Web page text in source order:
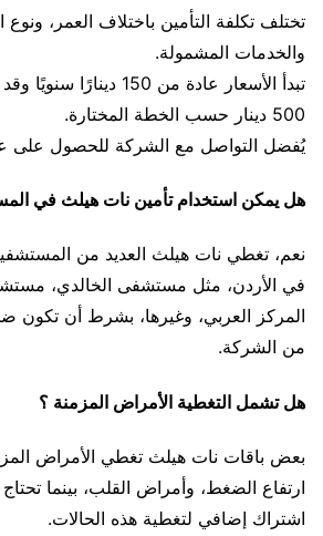
تختلف تكلفة التأمين باختلاف العمر، ونوع
والخدمات المشمولة.
تبدأ الأسعار عادة من 150
500 دينار حسب الخطة المختارة.
يُفضل التواصل مع الشركة للحصول
هل يمكن استخدام تأمين نات هيلث في
نعم، تغطي نات هيلث العديد من
في الأردن، مثل مستشفى الخالدي،
المركز العربي، وغيرها، بشرط أن تكون
من الشركة.
هل تشمل التغطية الأمراض المزمنة ؟
بعض باقات نات هيلث تغطي الأمراض
ارتفاع الضغط، وأمراض القلب، بينما
اشتراك إضافي لتغطية هذه الحالات.